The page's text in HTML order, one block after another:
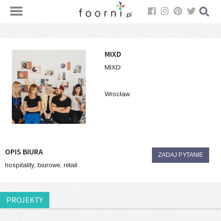
MIXD
MIXD
Wrocław
OPIS BIURA
hospitality, biurowe, retail
ZADAJ PYTANIE
PROJEKTY